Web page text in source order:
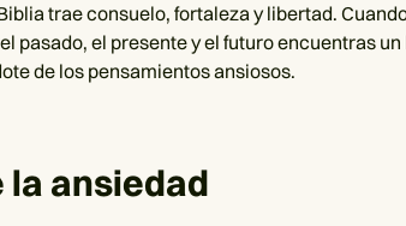
trae consuelo, fortaleza y libertad.
pasado, el presente y el futuro encuentras un
de los pensamientos ansiosos.
ansiedad